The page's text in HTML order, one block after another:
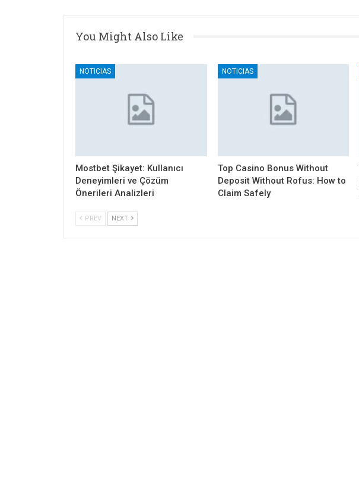
You Might Also Like
NOTICIAS
Mostbet Şikayet: Kullanıcı
Deneyimleri ve Çözüm
Önerileri Analizleri
NOTICIAS
Top Casino Bonus Without
Deposit Without Rofus: How to
Claim Safely
PREV NEXT